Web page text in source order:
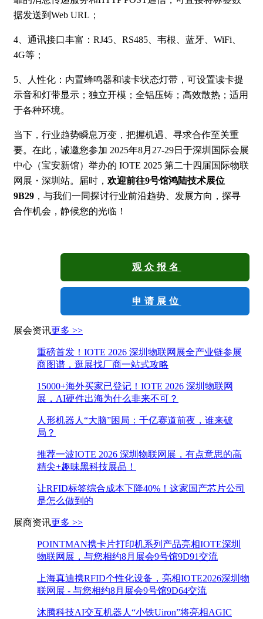
据发送到Web URL；
4、通讯接口丰富：RJ45、RS485、韦根、蓝牙、WiFi、
4G等；
5、人性化：内置蜂鸣器和读卡状态灯带，可设置读卡提
示音和灯带显示；独立开模；全铝压铸；高效散热；适用
于各种环境。
当下，行业趋势瞬息万变，把握机遇、寻求合作至关重
要。在此，诚邀您参加 2025年8月27-29日于深圳国际会展
中心（宝安新馆）举办的 IOTE 2025 第二十四届国际物联
网展・深圳站。届时， 欢迎前往9号馆鸿陆技术展位
9B29 ，与我们一同探讨行业前沿趋势、发展方向，探寻
合作机会，静候您的光临！
观众报名
申请展位
展会资讯更多 >>
重磅首发！IOTE 2026 深圳物联网展全产业链参展
商图谱，逛展找厂商一站式攻略
15000+海外买家已登记！IOTE 2026 深圳物联网
展，AI硬件出海为什么非来不可？
人形机器人“大脑”困局：千亿赛道前夜，谁来破
局？
推荐一波IOTE 2026 深圳物联网展，有点意思的高
精尖+趣味黑科技展品！
让RFID标签综合成本下降40%！这家国产芯片公司
是怎么做到的
展商资讯更多 >>
POINTMAN携卡片打印机系列产品亮相IOTE深圳
物联网展，与您相约8月展会9号馆9D91交流
上海真迪携RFID个性化设备，亮相IOTE2026深圳物
联网展 - 与您相约8月展会9号馆9D64交流
沐腾科技AI交互机器人“小铁Uiron”将亮相AGIC